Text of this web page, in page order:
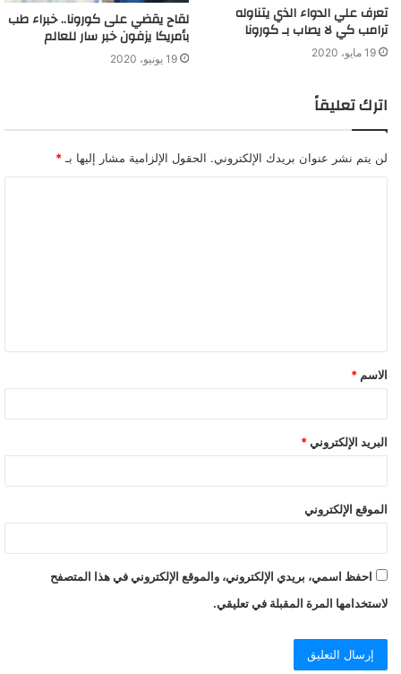
تعرف علي الدواء الذي يتناوله
ترامب كي لا يصاب بـ كورونا
19 مايو، 2020
لقاح يقضي على كورونا.. خبراء طب
بأمريكا يزفون خبر سار للعالم
19 يونيو، 2020
اترك تعليقاً
لن يتم نشر عنوان بريدك الإلكتروني. الحقول الإلزامية مشار إليها بـ *
الاسم *
البريد الإلكتروني *
الموقع الإلكتروني
احفظ اسمي، بريدي الإلكتروني، والموقع الإلكتروني في هذا المتصفح
لاستخدامها المرة المقبلة في تعليقي.